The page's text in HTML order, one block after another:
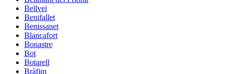
Bellvei
Benifallet
Benissanet
Blancafort
Bonastre
Bot
Botarell
Bràfim